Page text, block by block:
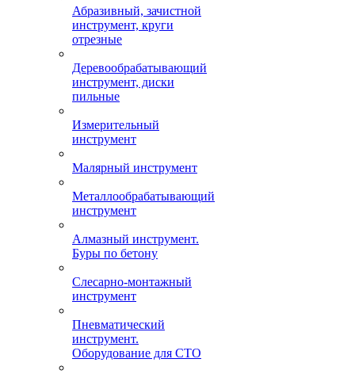
Абразивный, зачистной
инструмент, круги
отрезные
Деревообрабатывающий
инструмент, диски
пильные
Измерительный
инструмент
Малярный инструмент
Металлообрабатывающий
инструмент
Алмазный инструмент.
Буры по бетону
Слесарно-монтажный
инструмент
Пневматический
инструмент.
Оборудование для СТО